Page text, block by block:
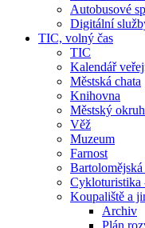
Autobusové
Digitální
TIC, volný čas
TIC
Kalendář
Městská chata
Knihovna
Městský
Věž
Muzeum
Farnost
Bartolomějská
Cykloturistika
Koupaliště a
Archiv
Plán